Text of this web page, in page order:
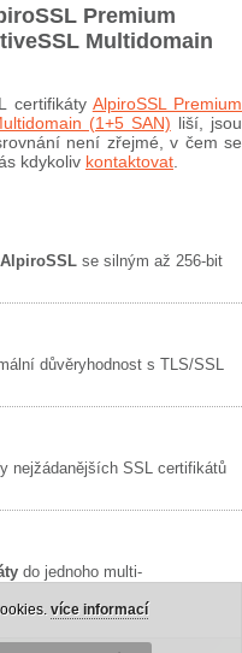
Premium
Multidomain
certifikáty AlpiroSSL Premium
(1+5 SAN) liší, jsou
není zřejmé, v čem se
kdykoliv kontaktovat
se silným až 256-bit
důvěryhodnost s TLS/SSL
nejžádanějších SSL certifikátů
do jednoho multi-
více informací